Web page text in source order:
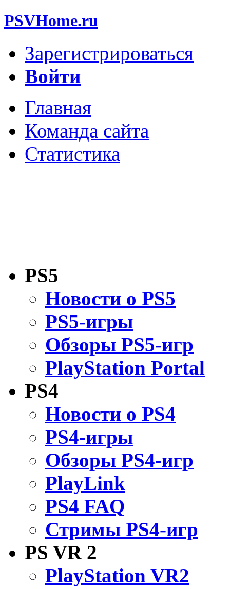
PSVHome.ru
Зарегистрироваться
Войти
Главная
Команда сайта
Статистика
PS5
Новости о PS5
PS5-игры
Обзоры PS5-игр
PlayStation Portal
PS4
Новости о PS4
PS4-игры
Обзоры PS4-игр
PlayLink
PS4 FAQ
Стримы PS4-игр
PS VR 2
PlayStation VR2